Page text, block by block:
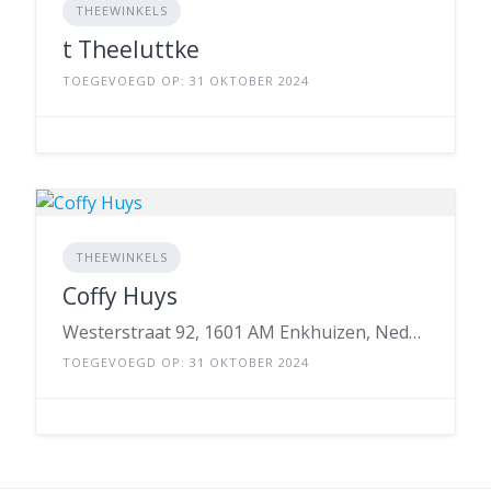
THEEWINKELS
t Theeluttke
TOEGEVOEGD OP: 31 OKTOBER 2024
THEEWINKELS
Coffy Huys
Westerstraat 92, 1601 AM Enkhuizen, Nederland
TOEGEVOEGD OP: 31 OKTOBER 2024